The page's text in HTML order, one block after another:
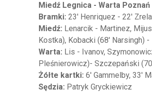
Miedź Legnica - Warta Poznań
Bramki: 23' Henriquez - 22'
Miedź: Lenarcik - Martinez,
Kostka), Kobacki (68' Narsingh)
Warta: Lis - Ivanov,
Pleśnierowicz)- Szczepański
Żółte kartki: 6' Gammelby, 33'
Sędzia: Patryk Gryckiewicz